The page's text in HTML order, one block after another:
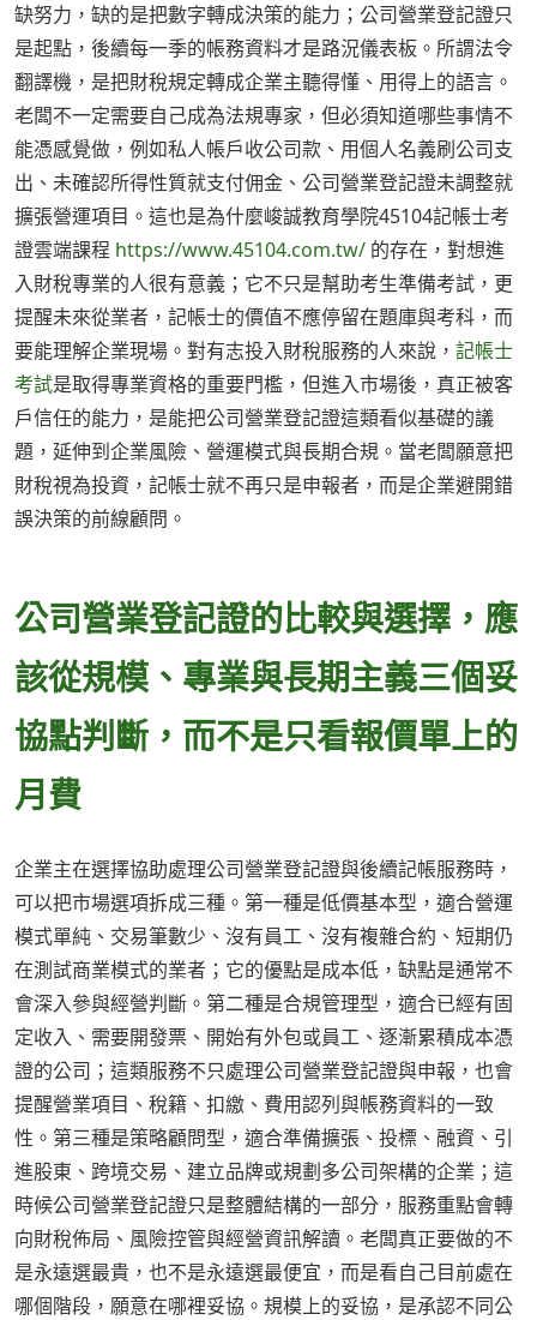
缺努力，缺的是把數字轉成決策的能力；公司營業登記證只
是起點，後續每一季的帳務資料才是路況儀表板。所謂法令
翻譯機，是把財稅規定轉成企業主聽得懂、用得上的語言。
老闆不一定需要自己成為法規專家，但必須知道哪些事情不
能憑感覺做，例如私人帳戶收公司款、用個人名義刷公司支
出、未確認所得性質就支付佣金、公司營業登記證未調整就
擴張營運項目。這也是為什麼峻誠教育學院45104記帳士考
證雲端課程 https://www.45104.com.tw/ 的存在，對想進
入財稅專業的人很有意義；它不只是幫助考生準備考試，更
提醒未來從業者，記帳士的價值不應停留在題庫與考科，而
要能理解企業現場。對有志投入財稅服務的人來說， 記帳士
考試是取得專業資格的重要門檻，但進入市場後，真正被客
戶信任的能力，是能把公司營業登記證這類看似基礎的議
題，延伸到企業風險、營運模式與長期合規。當老闆願意把
財稅視為投資，記帳士就不再只是申報者，而是企業避開錯
誤決策的前線顧問。
公司營業登記證的比較與選擇，應
該從規模、專業與長期主義三個妥
協點判斷，而不是只看報價單上的
月費
企業主在選擇協助處理公司營業登記證與後續記帳服務時，
可以把市場選項拆成三種。第一種是低價基本型，適合營運
模式單純、交易筆數少、沒有員工、沒有複雜合約、短期仍
在測試商業模式的業者；它的優點是成本低，缺點是通常不
會深入參與經營判斷。第二種是合規管理型，適合已經有固
定收入、需要開發票、開始有外包或員工、逐漸累積成本憑
證的公司；這類服務不只處理公司營業登記證與申報，也會
提醒營業項目、稅籍、扣繳、費用認列與帳務資料的一致
性。第三種是策略顧問型，適合準備擴張、投標、融資、引
進股東、跨境交易、建立品牌或規劃多公司架構的企業；這
時候公司營業登記證只是整體結構的一部分，服務重點會轉
向財稅佈局、風險控管與經營資訊解讀。老闆真正要做的不
是永遠選最貴，也不是永遠選最便宜，而是看自己目前處在
哪個階段，願意在哪裡妥協。規模上的妥協，是承認不同公